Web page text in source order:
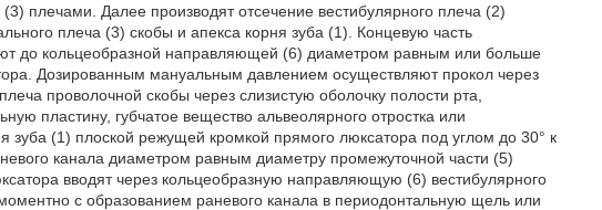
плечами. Далее производят отсечение вестибулярного плеча (2)
плеча (3) скобы и апекса корня зуба (1). Концевую часть
до кольцеобразной направляющей (6) диаметром равным или больше
Дозированным мануальным давлением осуществляют прокол через
проволочной скобы через слизистую оболочку полости рта,
пластину, губчатое вещество альвеолярного отростка или
зуба (1) плоской режущей кромкой прямого люксатора под углом до 30° к
канала диаметром равным диаметру промежуточной части (5)
вводят через кольцеобразную направляющую (6) вестибулярного
с образованием раневого канала в периодонтальную щель или